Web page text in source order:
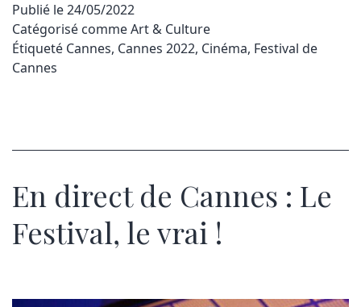
Publié le24/05/2022
Catégorisé commeArt & Culture
Étiqueté Cannes, Cannes 2022, Cinéma, Festival de
Cannes
En direct de Cannes : Le
Festival, le vrai !